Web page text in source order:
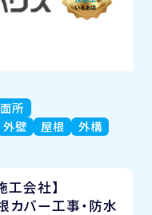
所
外壁 屋根
外構
工会社】
カバー工事・防水